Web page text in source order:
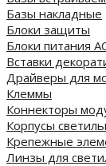
Базы накладные
Блоки защиты
Блоки питания
Вставки
Драйверы для
Клеммы
Коннекторы
Корпусы
Крепежные
Линзы для